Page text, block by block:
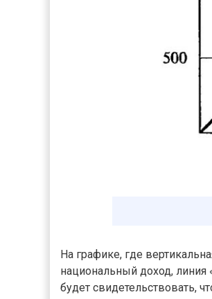
На графике, где
национальный доход, линия
будет свидетельствовать,